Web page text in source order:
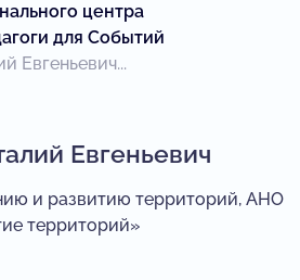
центра
для Событий
Евгеньевич...
Евгеньевич
и развитию территорий, АНО
территорий»